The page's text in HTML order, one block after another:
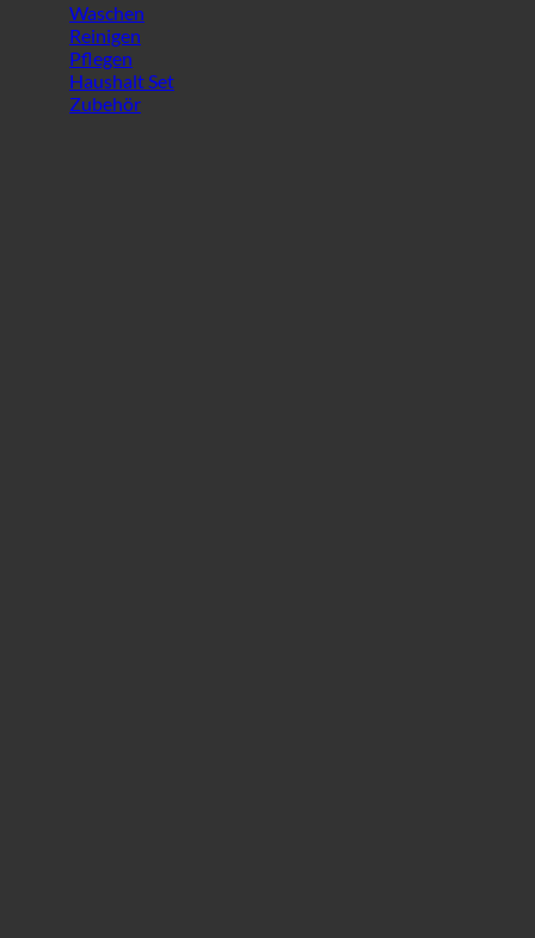
Waschen
Reinigen
Pflegen
Haushalt Set
Zubehör